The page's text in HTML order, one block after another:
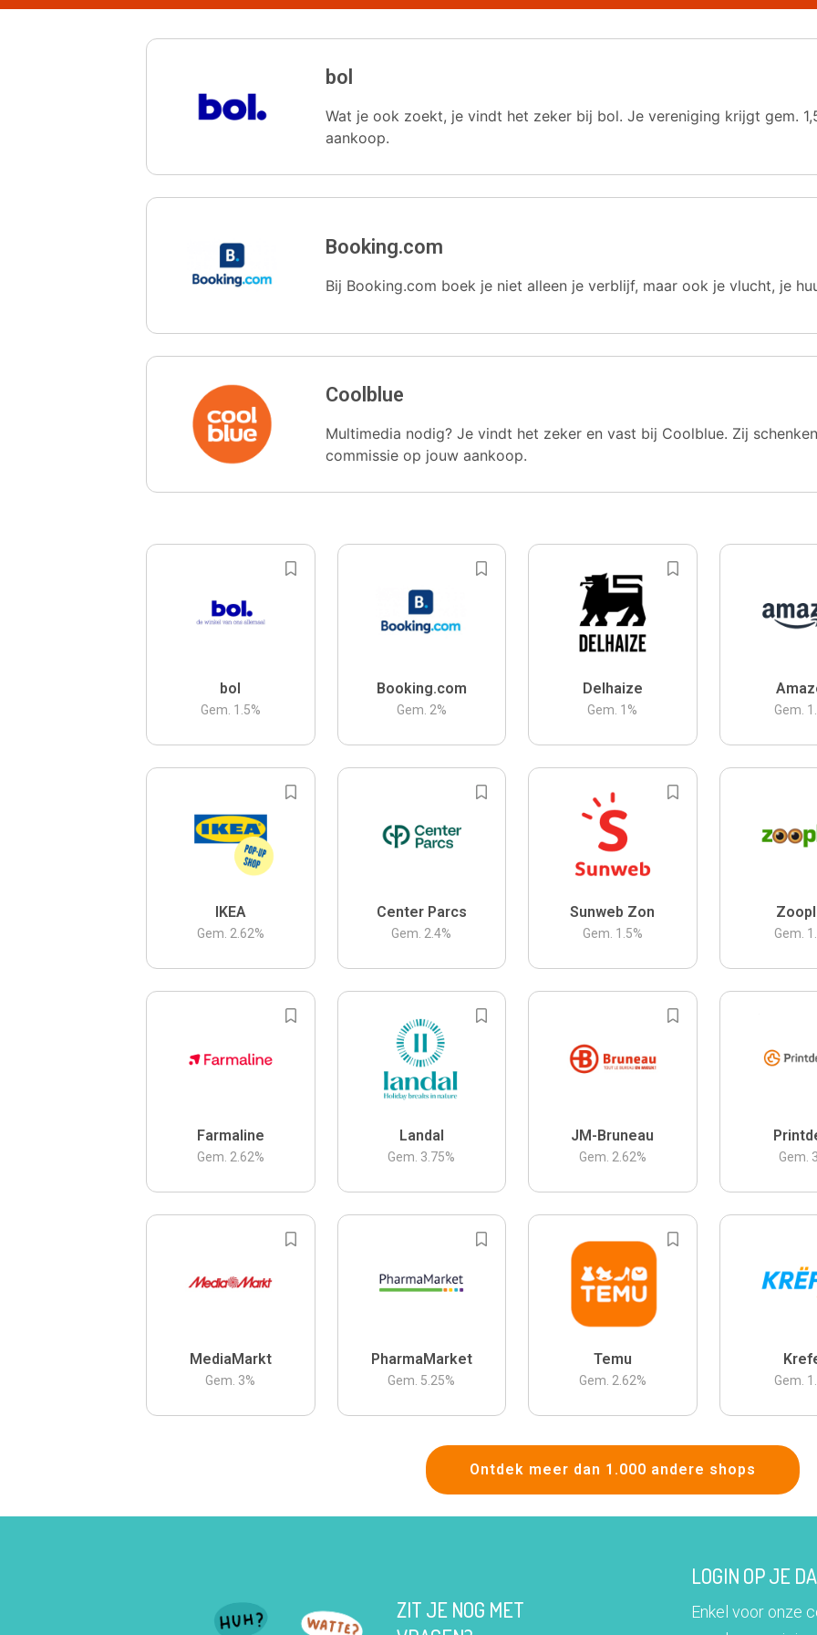
bol
Wat je ook zoekt, je vindt het zeker bij bol. Je vereniging krijgt gem.
aankoop.
Booking.com
Bij Booking.com boek je niet alleen je verblijf, maar ook je vlucht, je
Coolblue
Multimedia nodig? Je vindt het zeker en vast bij Coolblue. Zij
commissie op jouw aankoop.
bol
Gem. 1.5%
Booking.com
Gem. 2%
Delhaize
Gem. 1 % Gem.
IKEA
Gem. 2.62%
Center Parcs
Gem. 2.4%
Sunweb Zon
Gem. 1.5% Gem.
Farmaline
Gem. 2.62%
Landal
Gem. 3.75%
JM-Bruneau
Gem. 2.62% Gem.
MediaMarkt
Gem. 3%
PharmaMarket
Gem. 5.25%
Temu
Gem. 2.62% Gem.
Ontdek meer dan 1.000 andere shops
ZIT JE NOG MET
LOGIN OP JE
Enkel voor onze